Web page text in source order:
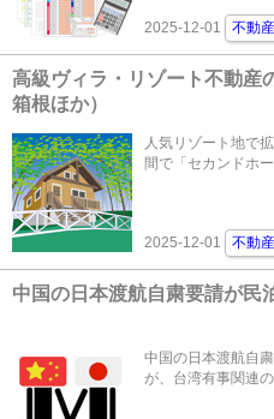
2025-12-01 不動
高級ヴィラ・リゾート不動産
箱根ほか）
人気リゾート地で拡大
間で「セカンドホ
2025-12-01 不動
中国の日本渡航自粛要請が民
中国の日本渡航自粛要
が、台湾有事関連